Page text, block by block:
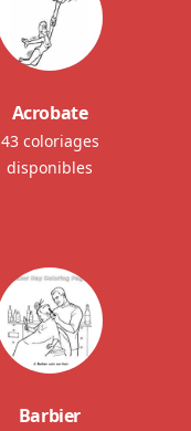
Acrobate
43 coloriages
disponibles
Barbier